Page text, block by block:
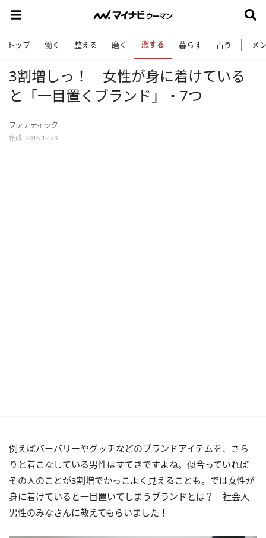
トップ 働く 整える 磨く 恋する 暮らす 占う メ
3割増しっ！ 女性が身に着けている
と「一目置くブランド」・7つ
ファナティック
作成: 2016.12.23
例えばバーバリーやグッチなどのブランドアイテムを、さら
りと着こなしている男性はすてきですよね。似合っていれば
その人のことが3割増でかっこよく見えることも。では女性が
身に着けていると一目置いてしまうブランドとは？ 社会人
男性のみなさんに教えてもらいました！